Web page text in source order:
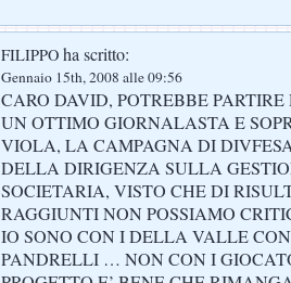
FILIPPO ha scritto:
Gennaio 15th, 2008 alle 09:56
CARO DAVID, POTREBBE
UN OTTIMO GIORNALASTA E
VIOLA, LA CAMPAGNA DI
DELLA DIRIGENZA SULLA
SOCIETARIA, VISTO CHE DI
RAGGIUNTI NON POSSIAMO
IO SONO CON I DELLA VALLE
PANDRELLI … NON CON I